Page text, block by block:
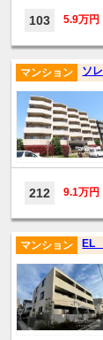
103 5.9万円
ソ
マンション
212 9.1万円
EL
マンション